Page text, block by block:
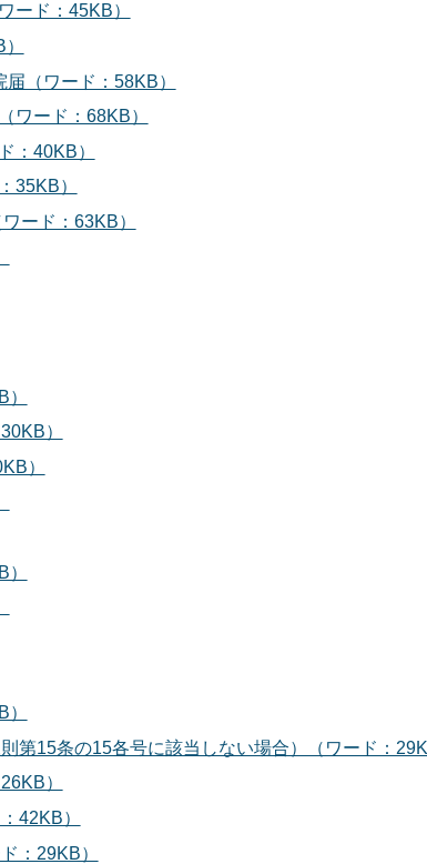
ード：45KB）
（ワード：58KB）
ワード：68KB）
：40KB）
35KB）
ード：63KB）
）
）
第15条の15各号に該当しない場合）（ワード：
）
42KB）
：29KB）